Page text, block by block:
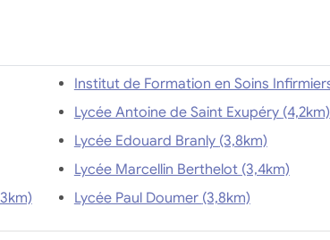
Formation des Maîtres (4,3km)
Lycée Antoine de Saint Exupéry (4,2km)
Lycée Edouard Branly (3,8km)
Lycée Marcellin Berthelot (3,4km)
Lycée Paul Doumer (3,8km)